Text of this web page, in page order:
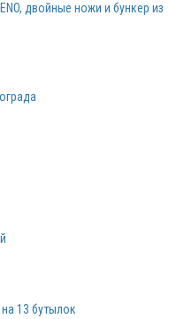
двойные ножи и бункер из
13 бутылок